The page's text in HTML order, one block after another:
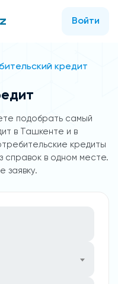
Войти
кредит
подобрать самый
в Ташкенте и в
кредиты
справок в одном месте.
заявку.